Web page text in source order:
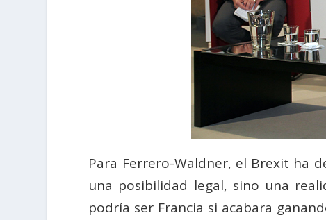
Para Ferrero-Waldner, el Brexit ha
una posibilidad legal, sino una
podría ser Francia si acabara